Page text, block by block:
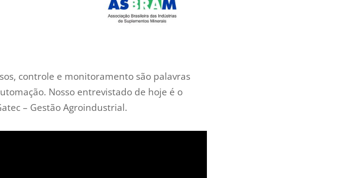
controle e monitoramento são palavras
Nosso entrevistado de hoje é o
– Gestão Agroindustrial.